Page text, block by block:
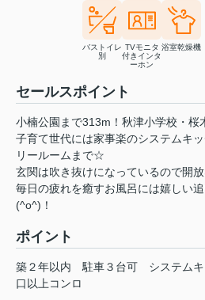
バストイレ
別
TVモニタ
付きインタ
ーホン
浴室乾燥機
セールスポイント
小楠公園まで313m！秋津小学校・
子育て世代には家事楽のシステムキ
リールームまで☆
玄関は吹き抜けになっているので開
毎日の疲れを癒すお風呂には嬉しい
(^o^)！
ポイント
築２年以内 駐車３台可 システム
口以上コンロ